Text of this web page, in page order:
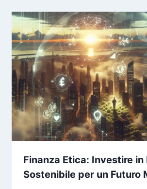
Finanza Etica: Investire in
Sostenibile per un Futuro